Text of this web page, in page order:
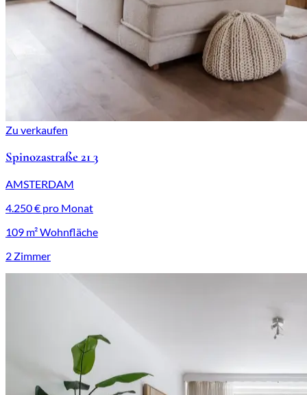
Zu verkaufen
Spinozastraße 21 3
AMSTERDAM
4.250 € pro Monat
109 m² Wohnfläche
2 Zimmer